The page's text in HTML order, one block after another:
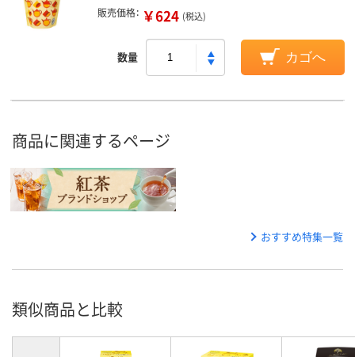
販売価格： ￥624 (税込)
数量 カゴへ
商品に関連するページ
おすすめ特集一覧
類似商品と比較